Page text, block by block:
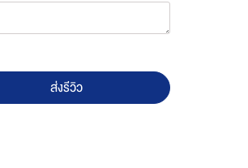
ส่งรีวิว